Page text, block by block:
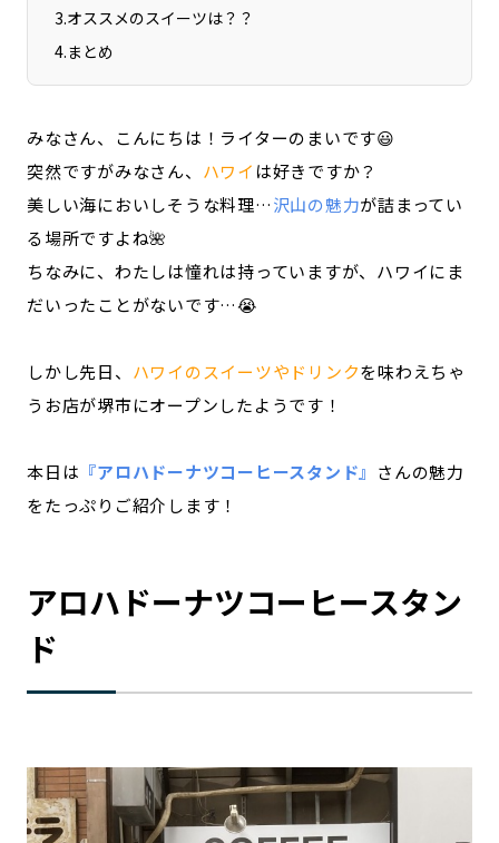
3.オススメのスイーツは？？
4.まとめ
みなさん、こんにちは！ライターのまいです😃
突然ですがみなさん、 ハワイ は好きですか？
美しい海においしそうな料理…沢山の魅力が詰まってい
る場所ですよね🌺
ちなみに、わたしは憧れは持っていますが、ハワイにま
だいったことがないです…😭
しかし先日、 ハワイのスイーツやドリンクを味わえちゃ
うお店が堺市にオープンしたようです！
本日は 『アロハドーナツコーヒースタンド』 さんの魅力
をたっぷりご紹介します！
アロハドーナツコーヒースタン
ド